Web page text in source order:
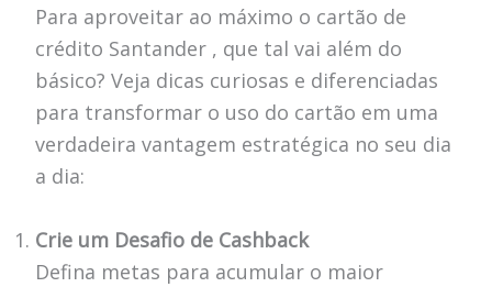
Para aproveitar ao máximo o cartão de
crédito Santander , que tal vai além do
básico? Veja dicas curiosas e diferenciadas
para transformar o uso do cartão em uma
verdadeira vantagem estratégica no seu dia
a dia:
Crie um Desafio de Cashback
Defina metas para acumular o maior